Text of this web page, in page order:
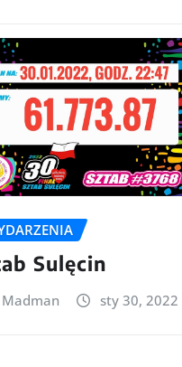
Sulęcin
Madman sty 30, 2022